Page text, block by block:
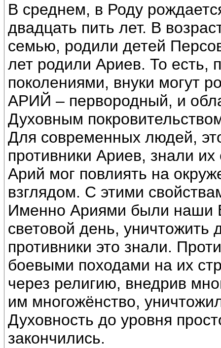
В среднем, в Роду
двадцать пить лет. В
семью, родили детей
лет родили Ариев. То есть,
поколениями, внуки могут
АРИЙ – первородный, и
Духовным
Для современных людей,
противники Ариев, знали
Арий мог повлиять на
взглядом. С этими
Именно Ариями были наши
световой день, уничтожить
противники это знали.
боевыми походами на их
через религию, внедрив
им многожёнство,
Духовность до уровня
закончились.